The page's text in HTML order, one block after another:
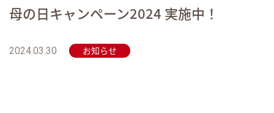
母の日キャンペーン2024 実施中！
2024.03.30 お知らせ